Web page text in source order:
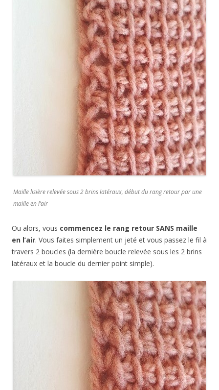
Maille lisière relevée sous 2 brins latéraux, début du rang retour par une
maille en l’air
Ou alors, vous commencez le rang retour SANS maille
en l’air. Vous faites simplement un jeté et vous passez le fil à
travers 2 boucles (la dernière boucle relevée sous les 2 brins
latéraux et la boucle du dernier point simple).